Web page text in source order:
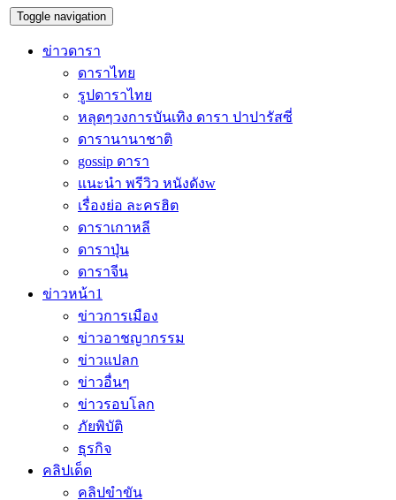
Toggle navigation
ข่าวดารา
ดาราไทย
รูปดาราไทย
หลุดๆวงการบันเทิง ดารา ปาปารัสซี่
ดารานานาชาติ
gossip ดารา
แนะนำ พรีวิว หนังดังw
เรื่องย่อ ละครฮิต
ดาราเกาหลี
ดาราปุ่น
ดาราจีน
ข่าวหน้า1
ข่าวการเมือง
ข่าวอาชญากรรม
ข่าวแปลก
ข่าวอื่นๆ
ข่าวรอบโลก
ภัยพิบัติ
ธุรกิจ
คลิปเด็ด
คลิปขำขัน